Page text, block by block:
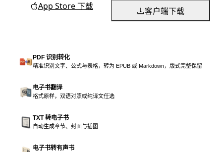
App Store 下载 客户端下载
PDF 识别转化
精准识别文字、公式与表格，转为 EPUB 或 Markdown，版式完整保留
电子书翻译
格式原样，双语对照或纯译文任选
TXT 转电子书
自动生成章节、封面与插图
电子书转有声书